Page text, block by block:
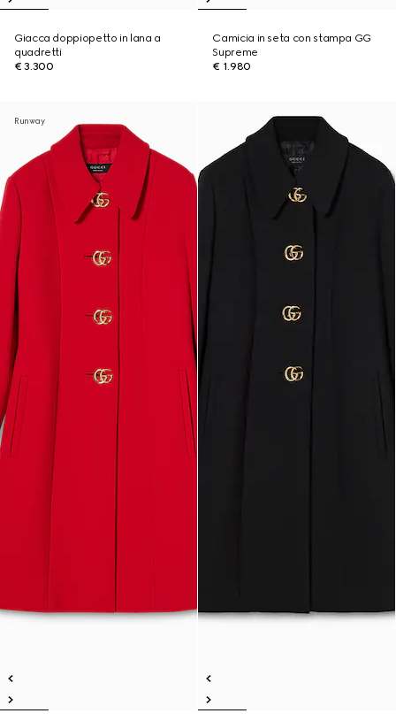
Giacca doppiopetto in lana a
quadretti
€ 3.300
Camicia in seta con stampa GG
Supreme
€ 1.980
Runway